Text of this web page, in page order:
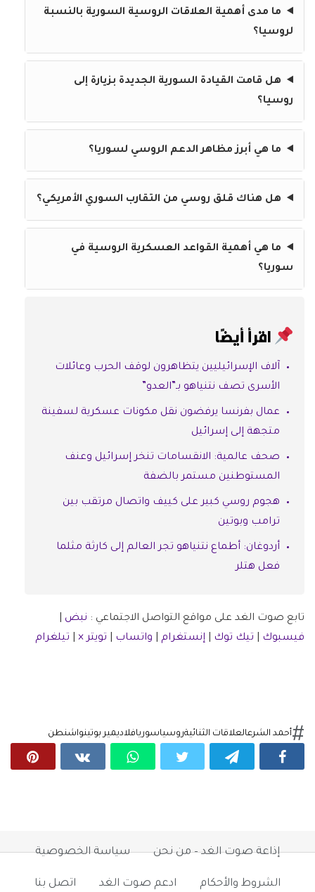
ما مدى أهمية العلاقات الروسية السورية بالنسبة
لروسيا؟
هل قامت القيادة السورية الجديدة بزيارة إلى
روسيا؟
ما هي أبرز مظاهر الدعم الروسي لسوريا؟
هل هناك قلق روسي من التقارب السوري الأمريكي؟
ما هي أهمية القواعد العسكرية الروسية في
سوريا؟
اقرأ أيضًا
آلاف الإسرائيليين يتظاهرون لوقف الحرب وعائلات
الأسرى تصف نتنياهو بـ”العدو”
عمال بفرنسا يرفضون نقل مكونات عسكرية لسفينة
متجهة إلى إسرائيل
صحف عالمية: الانقسامات تنخر إسرائيل وعنف
المستوطنين مستمر بالضفة
هجوم روسي كبير على كييف واتصال مرتقب بين
ترامب وبوتين
أردوغان: أطماع نتنياهو تجر العالم إلى كارثة مثلما
فعل هتلر
تابع صوت الغد على مواقع التواصل الاجتماعي : نبض
فيسبوك
تيك توك إنستغرام واتساب تويتر × تيلغرام
أحمد الشرعالعلاقات الثنائيةروسياسوريافلاديمير بوتينواشنطن
إذاعة صوت الغد – من نحن سياسة الخصوصية
الشروط والأحكام ادعم صوت الغد اتصل بنا